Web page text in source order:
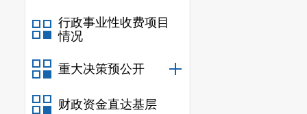
行政事业性收费项目
情况
重大决策预公开
财政资金直达基层